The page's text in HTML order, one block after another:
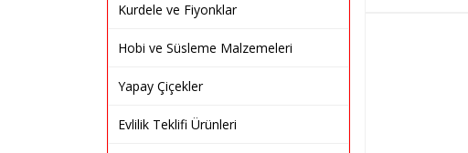
Kurdele ve Fiyonklar
Hobi ve Süsleme Malzemeleri
Yapay Çiçekler
Evlilik Teklifi Ürünleri